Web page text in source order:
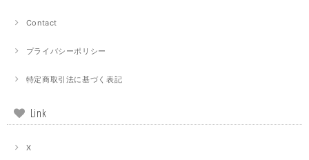
Contact
プライバシーポリシー
特定商取引法に基づく表記
Link
X